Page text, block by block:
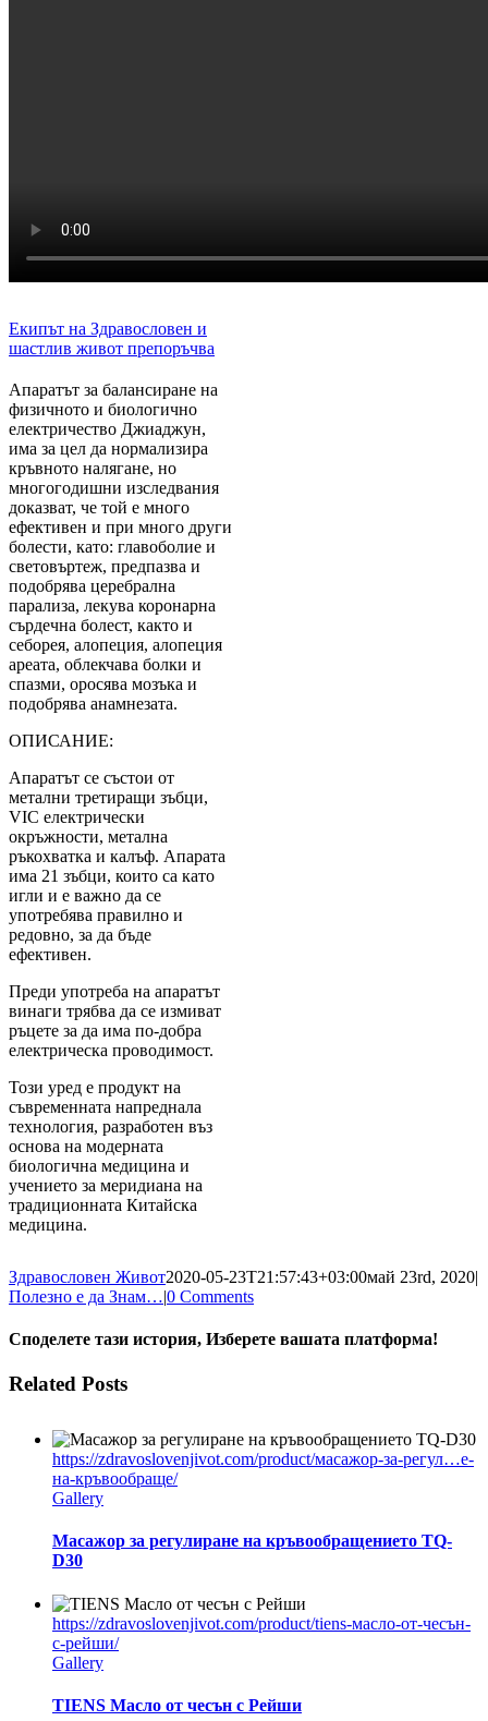
Екипът на Здравословен и
шастлив живот препоръчва
Апаратът за балансиране на
физичното и биологично
електричество Джиаджун,
има за цел да нормализира
кръвното налягане, но
многогодишни изследвания
доказват, че той е много
ефективен и при много други
болести, като: главоболие и
световъртеж, предпазва и
подобрява церебрална
парализа, лекува коронарна
сърдечна болест, както и
себорея, алопеция, алопеция
ареата, облекчава болки и
спазми, оросява мозъка и
подобрява анамнезата.
ОПИСАНИЕ:
Апаратът се състои от
метални третиращи зъбци,
VIC електрически
окръжности, метална
ръкохватка и калъф. Апарата
има 21 зъбци, които са като
игли и е важно да се
употребява правилно и
редовно, за да бъде
ефективен.
Преди употреба на апаратът
винаги трябва да се измиват
ръцете за да има по-добра
електрическа проводимост.
Този уред е продукт на
съвременната напреднала
технология, разработен въз
основа на модерната
биологична медицина и
учението за меридиана на
традиционната Китайска
медицина.
Здравословен Живот2020-05-23T21:57:43+03:00май 23rd, 2020|
Полезно е да Знам…|0 Comments
Споделете тази история, Изберете вашата платформа!
facebook
twitter
linkedin
tumblr
pinterest
Email
Related Posts
https://zdravoslovenjivot.com/product/масажор-за-регул…е-
на-кръвообраще/
Gallery
Масажор за регулиране на кръвообращението TQ-
D30
https://zdravoslovenjivot.com/product/tiens-масло-от-чесън-
с-рейши/
Gallery
TIENS Масло от чесън с Рейши